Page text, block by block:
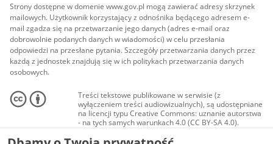
Strony dostępne w domenie www.gov.pl mogą zawierać adresy skrzynek
mailowych. Użytkownik korzystający z odnośnika będącego adresem e-
mail zgadza się na przetwarzanie jego danych (adres e-mail oraz
dobrowolnie podanych danych w wiadomości) w celu przesłania
odpowiedzi na przesłane pytania. Szczegóły przetwarzania danych przez
każdą z jednostek znajdują się w ich politykach przetwarzania danych
osobowych.
Treści tekstowe publikowane w serwisie (z
wyłączeniem treści audiowizualnych), są udostępniane
na licencji typu Creative Commons: uznanie autorstwa
- na tych samych warunkach 4.0 (CC BY-SA 4.0).
Materiały audiowizualne, w tym zdjęcia, materiały
audio i wideo, są udostępniane na licencji typu